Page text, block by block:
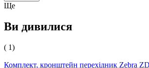
Ще
Ви дивилися
( 1)
Комплект, кронштейн перехідник Zebra